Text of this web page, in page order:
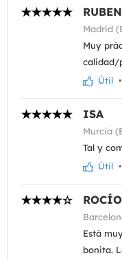
RUBEN
Madrid
Muy
calidad/
Útil •
ISA
Murcia
Tal y
Útil •
ROCÍO
Está
bonita.